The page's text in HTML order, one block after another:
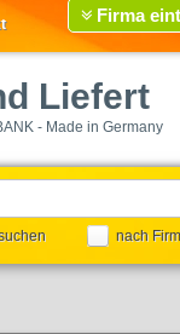
Firma
Liefert
- Made in Germany
nach